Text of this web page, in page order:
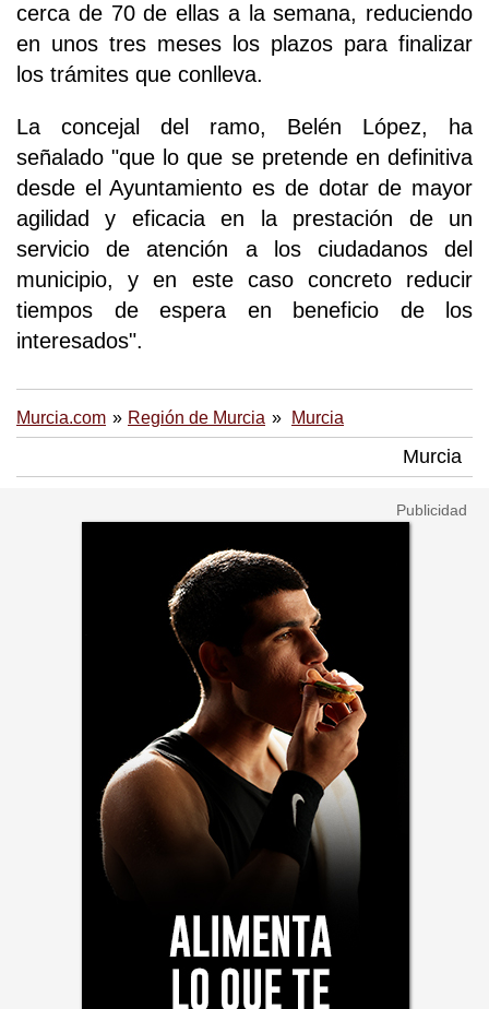
cerca de 70 de ellas a la semana, reduciendo
en unos tres meses los plazos para finalizar
los trámites que conlleva.
La concejal del ramo, Belén López, ha
señalado "que lo que se pretende en definitiva
desde el Ayuntamiento es de dotar de mayor
agilidad y eficacia en la prestación de un
servicio de atención a los ciudadanos del
municipio, y en este caso concreto reducir
tiempos de espera en beneficio de los
interesados".
Murcia.com Región de Murcia Murcia
Murcia